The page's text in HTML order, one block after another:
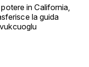
in California,
la guida